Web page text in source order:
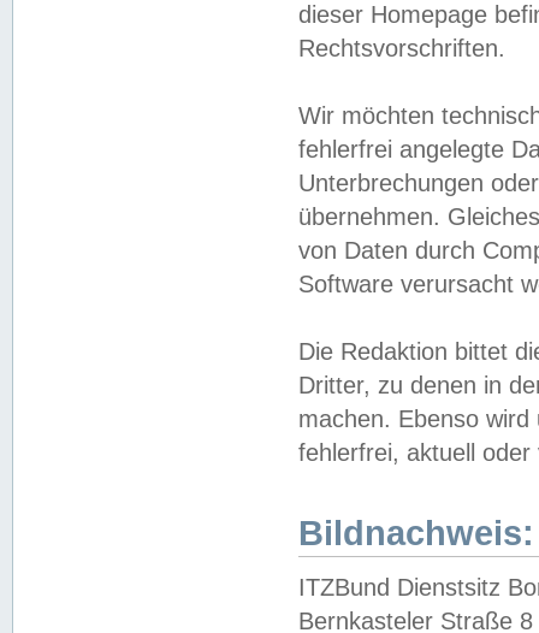
dieser Homepage
Rechtsvorschriften.
Wir möchten
fehlerfrei angelegte
Unterbrechungen
übernehmen.
von Daten durch
Software verursacht
Die Redaktion bittet
Dritter, zu denen in
machen. Ebenso
fehlerfrei, aktuell oder
Bildnachweis:
ITZBund Dienstsitz
Bernkasteler Straße 8